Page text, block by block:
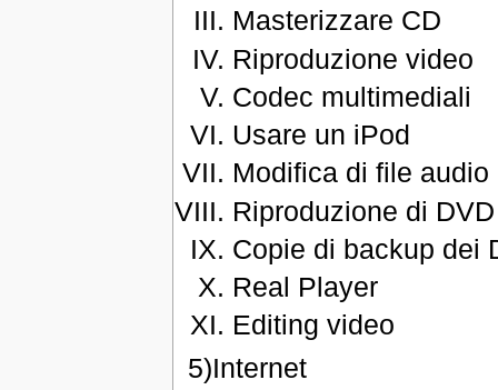
Masterizzare CD
Riproduzione video
Codec multimediali
Usare un iPod
Modifica di file audio
Riproduzione di DVD
Copie di backup dei
Real Player
Editing video
5)Internet